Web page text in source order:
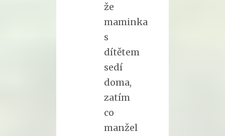
že
maminka
s
dítětem
sedí
doma,
zatím
co
manžel